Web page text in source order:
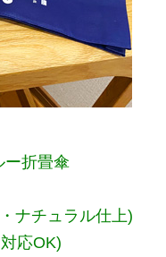
ー折畳傘
ナチュラル仕上)
応OK)